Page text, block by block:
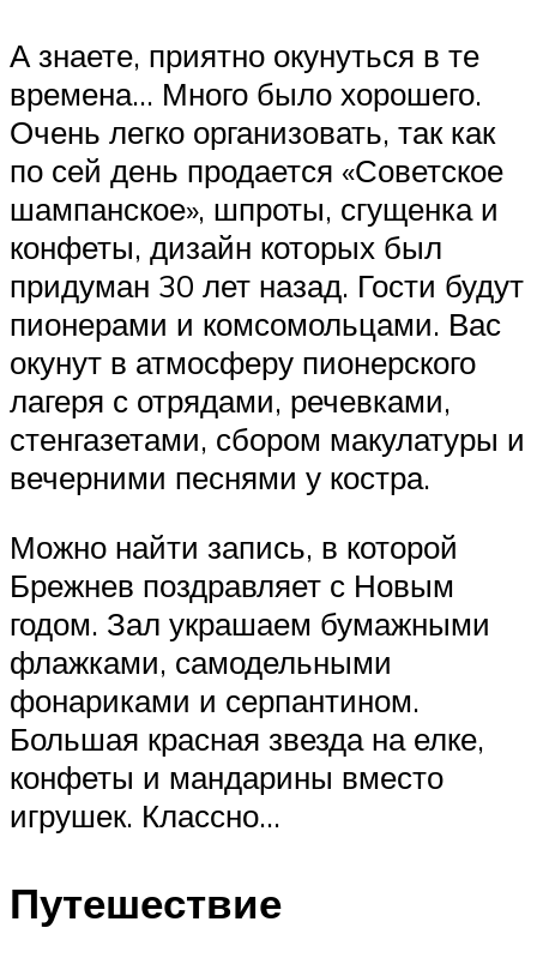
А знаете, приятно окунуться в те
времена… Много было хорошего.
Очень легко организовать, так как
по сей день продается «Советское
шампанское», шпроты, сгущенка и
конфеты, дизайн которых был
придуман 30 лет назад. Гости будут
пионерами и комсомольцами. Вас
окунут в атмосферу пионерского
лагеря с отрядами, речевками,
стенгазетами, сбором макулатуры и
вечерними песнями у костра.
Можно найти запись, в которой
Брежнев поздравляет с Новым
годом. Зал украшаем бумажными
флажками, самодельными
фонариками и серпантином.
Большая красная звезда на елке,
конфеты и мандарины вместо
игрушек. Классно…
Путешествие